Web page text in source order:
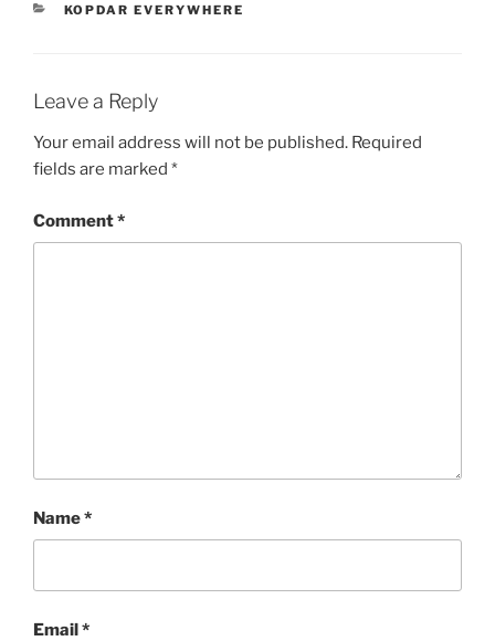
CATEGORIES
KOPDAR EVERYWHERE
Leave a Reply
Your email address will not be published. Required
fields are marked *
Comment*
Name*
Email*